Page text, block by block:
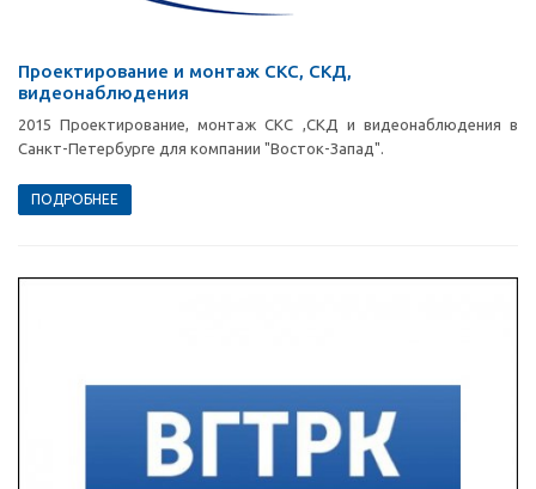
Проектирование и монтаж СКС, СКД,
видеонаблюдения
2015 Проектирование, монтаж СКС ,СКД и видеонаблюдения в
Санкт-Петербурге для компании "Восток-Запад".
ПОДРОБНЕЕ